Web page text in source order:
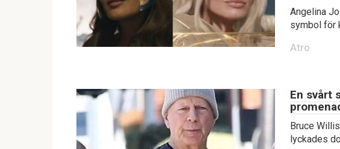
Angelina
symbol för
Atro
En svårt
Bruce
lyckades